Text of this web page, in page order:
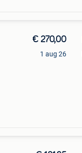
€ 270,00
1 aug 26